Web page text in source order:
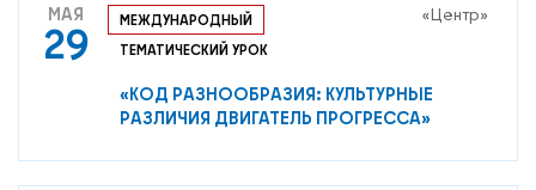
МАЯ
29
МЕЖДУНАРОДНЫЙ
ТЕМАТИЧЕСКИЙ УРОК
«Центр»
«КОД РАЗНООБРАЗИЯ: КУЛЬТУРНЫЕ
РАЗЛИЧИЯ ДВИГАТЕЛЬ ПРОГРЕССА»